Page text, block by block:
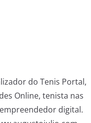
do Tenis Portal,
Online, tenista nas
digital.